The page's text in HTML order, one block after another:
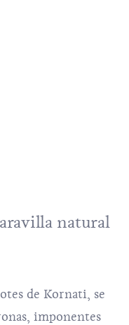
natural
de Kornati, se
imponentes